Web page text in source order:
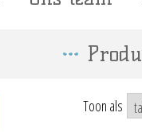
Toon als